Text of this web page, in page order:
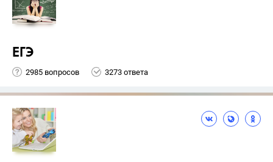
ЕГЭ
2985 вопросов 3273 ответа